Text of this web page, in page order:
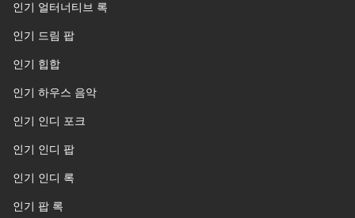
인기 얼터너티브 록
인기 드림 팝
인기 힙합
인기 하우스 음악
인기 인디 포크
인기 인디 팝
인기 인디 록
인기 팝 록